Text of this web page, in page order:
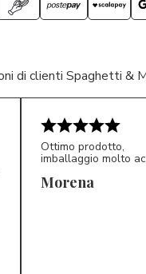
di clienti Spaghetti &
Ottimo prodotto,
imballaggio molto
Morena